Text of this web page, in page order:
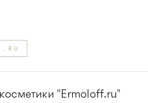
"Еrmoloff.ru"